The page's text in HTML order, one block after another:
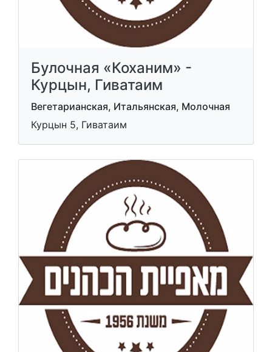
Булочная «Коханим» -
Курцын, Гиватаим
Вегетарианская, Итальянская, Молочная
Курцын 5, Гиватаим